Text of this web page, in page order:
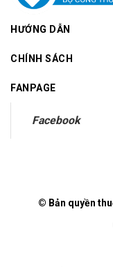
HƯỚNG DẪN
CHÍNH SÁCH
FANPAGE
Facebook
© Bản quyền